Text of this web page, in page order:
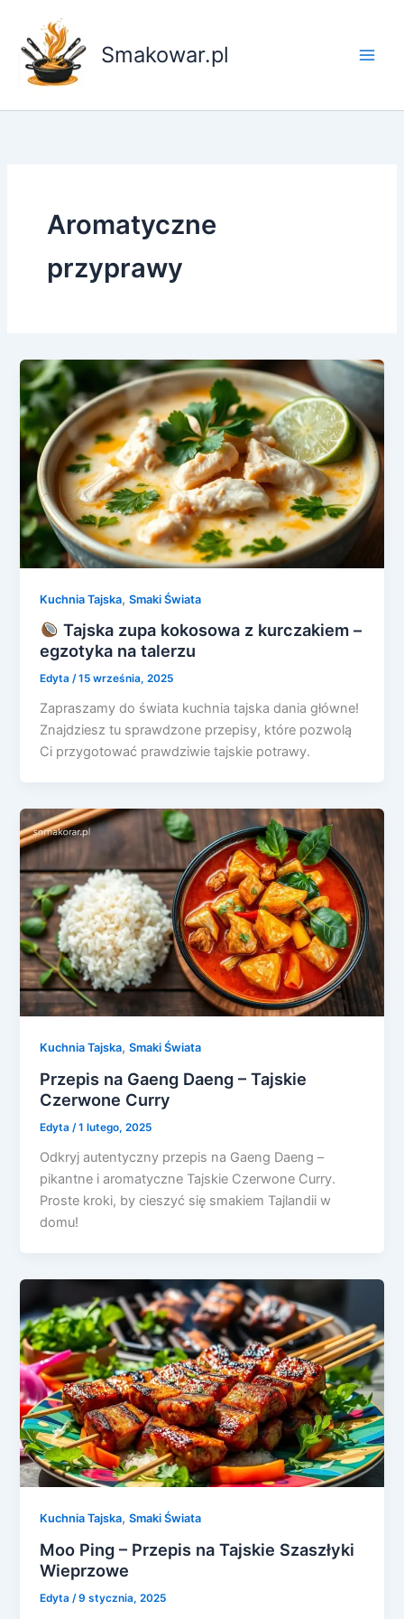
treści
Smakowar.pl
Aromatyczne
przyprawy
Kuchnia Tajska,Smaki Świata
Tajska zupa kokosowa z kurczakiem –
egzotyka na talerzu
Edyta/15 września, 2025
Zapraszamy do świata kuchnia tajska dania główne!
Znajdziesz tu sprawdzone przepisy, które pozwolą
Ci przygotować prawdziwie tajskie potrawy.
Kuchnia Tajska,Smaki Świata
Przepis na Gaeng Daeng – Tajskie
Czerwone Curry
Edyta/1 lutego, 2025
Odkryj autentyczny przepis na Gaeng Daeng –
pikantne i aromatyczne Tajskie Czerwone Curry.
Proste kroki, by cieszyć się smakiem Tajlandii w
domu!
Kuchnia Tajska,Smaki Świata
Moo Ping – Przepis na Tajskie Szaszłyki
Wieprzowe
Edyta /9 stycznia, 2025